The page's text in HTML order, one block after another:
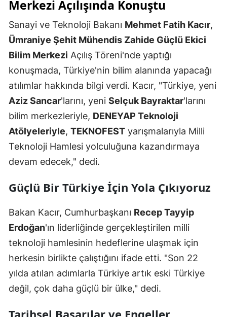
Merkezi Açılışında Konuştu
Sanayi ve Teknoloji Bakanı Mehmet Fatih Kacır,
Ümraniye Şehit Mühendis Zahide Güçlü Ekici
Bilim Merkezi Açılış Töreni'nde yaptığı
konuşmada, Türkiye'nin bilim alanında yapacağı
atılımlar hakkında bilgi verdi. Kacır, "Türkiye, yeni
Aziz Sancar'larını, yeni Selçuk Bayraktar'larını
bilim merkezleriyle, DENEYAP Teknoloji
Atölyeleriyle, TEKNOFEST yarışmalarıyla Milli
Teknoloji Hamlesi yolculuğuna kazandırmaya
devam edecek," dedi.
Güçlü Bir Türkiye İçin Yola Çıkıyoruz
Bakan Kacır, Cumhurbaşkanı Recep Tayyip
Erdoğan'ın liderliğinde gerçekleştirilen milli
teknoloji hamlesinin hedeflerine ulaşmak için
herkesin birlikte çalıştığını ifade etti. "Son 22
yılda atılan adımlarla Türkiye artık eski Türkiye
değil, çok daha güçlü bir ülke," dedi.